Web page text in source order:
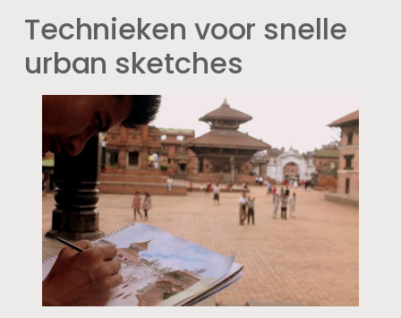
Technieken voor snelle
urban sketches